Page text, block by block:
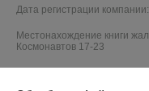
Дата регистрации
Местонахождение книги
Космонавтов 17-23